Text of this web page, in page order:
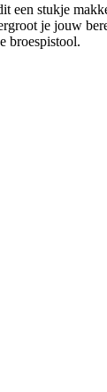
een stukje
je jouw
broespistool.